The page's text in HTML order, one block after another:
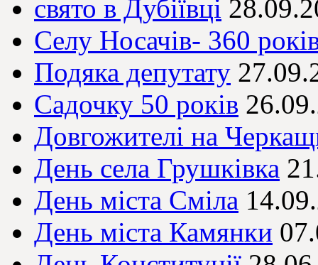
свято в Дубіївці
Селу Носачів- 360
Подяка депутату
Садочку 50 років
Довгожителі на
День села Грушківка
День міста Сміла
День міста Камянки